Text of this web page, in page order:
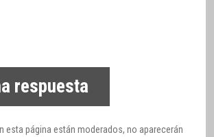
respuesta
esta página están moderados, no aparecerán